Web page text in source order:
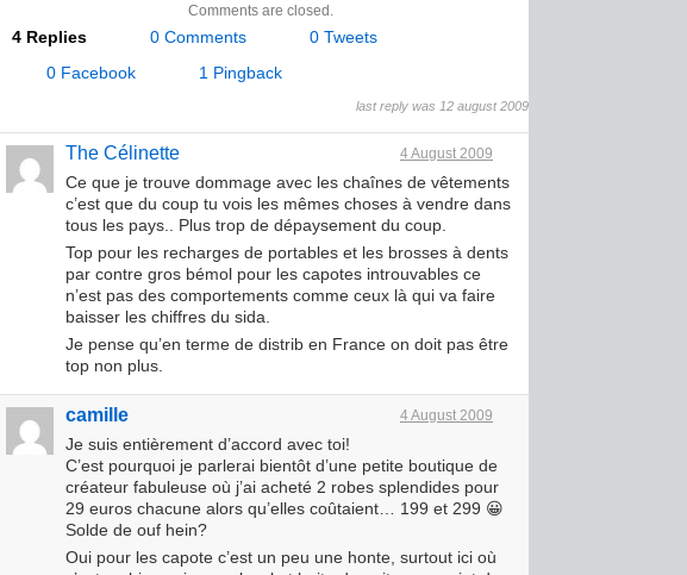
Comments are closed.
4 Replies 0 Comments
0 Tweets
0 Facebook
1 Pingback
last reply was 12 august 2009
The Célinette 4 August 2009
Ce que je trouve dommage avec les chaînes de vêtements
c’est que du coup tu vois les mêmes choses à vendre dans
tous les pays.. Plus trop de dépaysement du coup.
Top pour les recharges de portables et les brosses à dents
par contre gros bémol pour les capotes introuvables ce
n’est pas des comportements comme ceux là qui va faire
baisser les chiffres du sida.
Je pense qu’en terme de distrib en France on doit pas être
top non plus.
camille 4 August 2009
Je suis entièrement d’accord avec toi!
C’est pourquoi je parlerai bientôt d’une petite boutique de
créateur fabuleuse où j’ai acheté 2 robes splendides pour
29 euros chacune alors qu’elles coûtaient… 199 et 299 😀
Solde de ouf hein?
Oui pour les capote c’est un peu une honte, surtout ici où